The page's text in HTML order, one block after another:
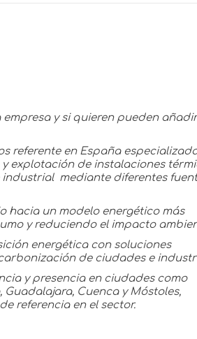
y si quieren pueden añadir
referente en España
explotación de instalaciones
mediante diferentes
hacia un modelo energético más
y reduciendo el impacto
energética con soluciones
de ciudades e
y presencia en ciudades como
Guadalajara, Cuenca y Móstoles,
referencia en el sector.